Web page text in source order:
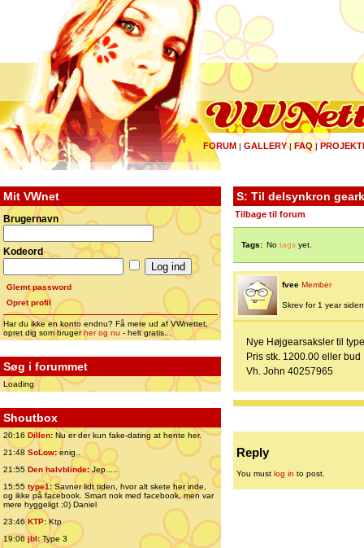
FORUM | GALLERY|FAQ |
Mit VWnet
Brugernavn
Kodeord
Glemt password
Opret profil
Har du ikke en konto endnu? Få mere ud af VWnettet,
opret dig som brugerher og nu - helt gratis...
Søg i forummet
Loading
Shoutbox
20:16 Dillen: Nu er der kun fake-dating at hente her.
21:48 SoLow:enig..
21:55 Den halvblinde:Jep.....
15:55 type1:Savner lidt tiden, hvor alt skete her inde,
og ikke på facebook. Smart nok med facebook, men var
mere hyggeligt ;0) Daniel
23:46 KTP:Ktp
19:06jbl:Type 3
S: Til delsynkron
Tilbage til forum
Tags: No tags yet.
fvee Member
Skrev for 1 year
Nye Højgearsaksler til
Pris stk. 1200.00 eller bud
Vh. John 40257965
Reply
You must log in to post.